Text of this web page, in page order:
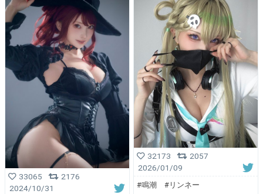
33065
2176
2024/10/31
32173
2057
2026/01/09
#鳴潮 #リンネー